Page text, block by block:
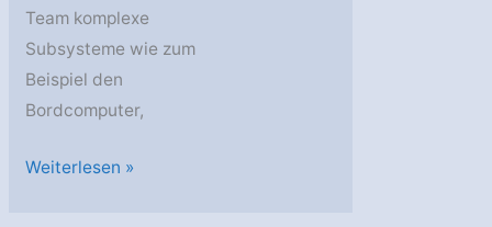
Team komplexe
Subsysteme wie zum
Beispiel den
Bordcomputer,
Neuer
Weiterlesen »